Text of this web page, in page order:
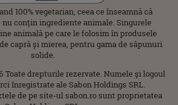
100% vegetarian, ceea ce înseamnă că
conțin ingrediente animale. Singurele
animală pe care le folosim în produsele
capră și mierea, pentru gama de săpunuri
solide.
Toate drepturile rezervate. Numele şi logoul
înregistrate ale Sabon Holdings SRL.
de pe site-ul sabon.ro sunt proprietatea